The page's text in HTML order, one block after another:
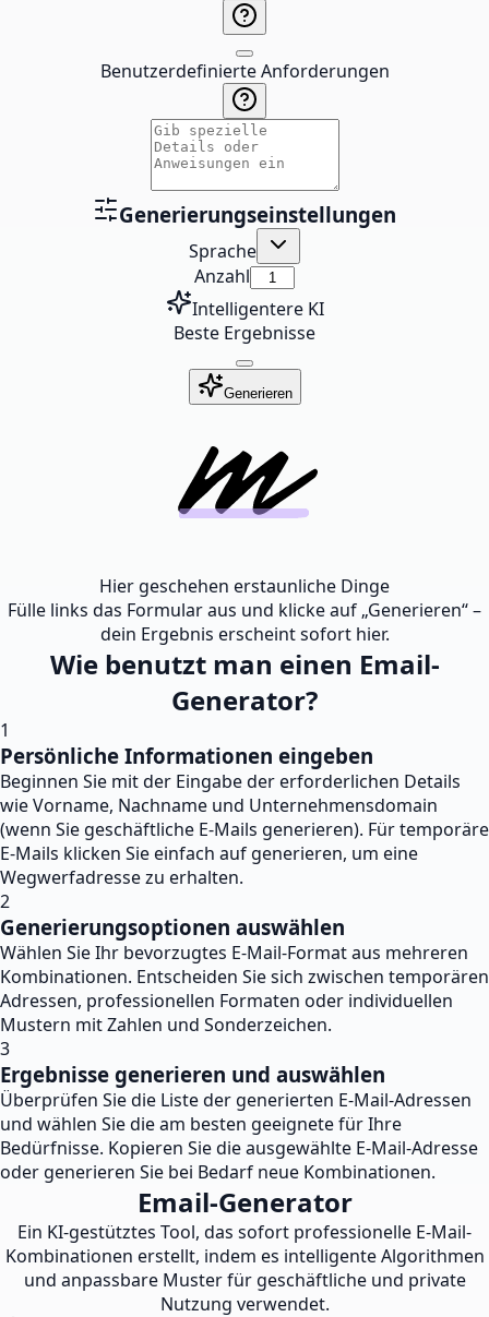
Benutzerdefinierte Anforderungen
Generierungseinstellungen
Sprache
Anzahl
Intelligentere KI
Beste Ergebnisse
Generieren
Hier geschehen erstaunliche Dinge
Fülle links das Formular aus und klicke auf „Generieren“ –
dein Ergebnis erscheint sofort hier.
Wie benutzt man einen Email-
Generator?
1
Persönliche Informationen eingeben
Beginnen Sie mit der Eingabe der erforderlichen Details
wie Vorname, Nachname und Unternehmensdomain
(wenn Sie geschäftliche E-Mails generieren). Für temporäre
E-Mails klicken Sie einfach auf generieren, um eine
Wegwerfadresse zu erhalten.
2
Generierungsoptionen auswählen
Wählen Sie Ihr bevorzugtes E-Mail-Format aus mehreren
Kombinationen. Entscheiden Sie sich zwischen temporären
Adressen, professionellen Formaten oder individuellen
Mustern mit Zahlen und Sonderzeichen.
3
Ergebnisse generieren und auswählen
Überprüfen Sie die Liste der generierten E-Mail-Adressen
und wählen Sie die am besten geeignete für Ihre
Bedürfnisse. Kopieren Sie die ausgewählte E-Mail-Adresse
oder generieren Sie bei Bedarf neue Kombinationen.
Email-Generator
Ein KI-gestütztes Tool, das sofort professionelle E-Mail-
Kombinationen erstellt, indem es intelligente Algorithmen
und anpassbare Muster für geschäftliche und private
Nutzung verwendet.